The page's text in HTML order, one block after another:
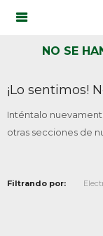

NO SE
¡Lo sentimos!
Inténtalo
otras secciones de
Filtrando por: